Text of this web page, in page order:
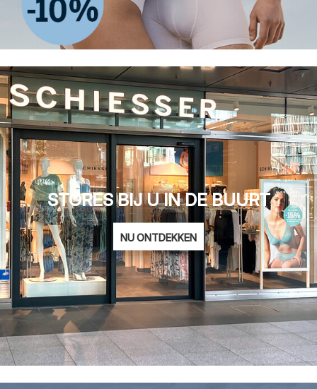
Privacy Policy
STORES BIJ U IN DE BUURT
NU ONTDEKKEN